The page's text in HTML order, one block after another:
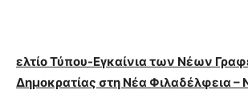
ελτίο Τύπου-Εγκαίνια των Νέων
Δημοκρατίας στη Νέα Φιλαδέλφεια –